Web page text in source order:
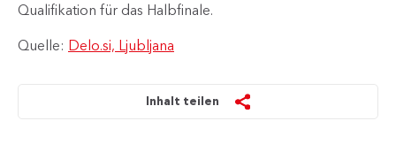
Qualifika​​tion für das Halbfinale.
Quelle: Delo.si, Ljubljana
Inhalt teilen